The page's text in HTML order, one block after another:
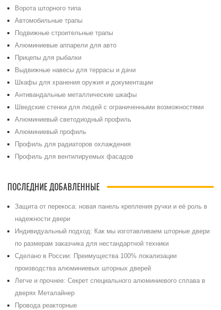
Ворота шторного типа
Автомобильные трапы
Подвижные строительные трапы
Алюминиевые аппарели для авто
Прицепы для рыбалки
Выдвижные навесы для террасы и дачи
Шкафы для хранения оружия и документации
Антивандальные металлические шкафы
Шведские стенки для людей с ограниченными возможностями
Алюминиевый светодиодный профиль
Алюминиевый профиль
Профиль для радиаторов охлаждения
Профиль для вентилируемых фасадов
ПОСЛЕДНИЕ ДОБАВЛЕННЫЕ
Защита от перекоса: новая панель крепления ручки и её роль в
надежности двери
Индивидуальный подход: Как мы изготавливаем шторные двери
по размерам заказчика для нестандартной техники
Сделано в России: Преимущества 100% локализации
производства алюминиевых шторных дверей
Легче и прочнее: Секрет специального алюминиевого сплава в
дверях Металайнер
Провода реакторные